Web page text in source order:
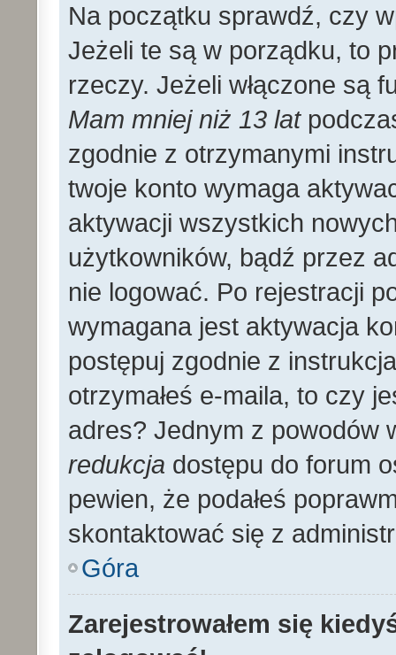
Na początku sprawdź, czy
Jeżeli te są w porządku, to
rzeczy. Jeżeli włączone są
Mam mniej niż 13 lat
zgodnie z otrzymanymi
twoje konto wymaga
aktywacji wszystkich
użytkowników, bądź przez
nie logować. Po rejestracji
wymagana jest aktywacja
postępuj zgodnie z
otrzymałeś e-maila, to czy
adres? Jednym z powodów
redukcja dostępu do forum
pewien, że podałeś
skontaktować się z
Góra
Zarejestrowałem się